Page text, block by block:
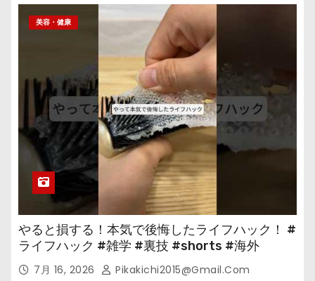
美容・健康
やると損する！本気で後悔したライフハック！ #
ライフハック #雑学 #裏技 #shorts #海外
7月 16, 2026 Pikakichi2015@gmail.com